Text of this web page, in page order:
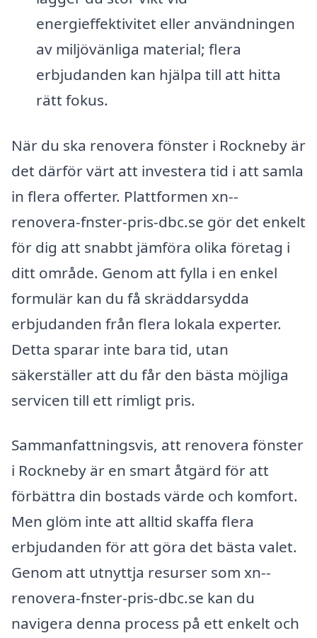
energieffektivitet eller användningen
av miljövänliga material; flera
erbjudanden kan hjälpa till att hitta
rätt fokus.
När du ska renovera fönster i Rockneby är
det därför värt att investera tid i att samla
in flera offerter. Plattformen xn--
renovera-fnster-pris-dbc.se gör det enkelt
för dig att snabbt jämföra olika företag i
ditt område. Genom att fylla i en enkel
formulär kan du få skräddarsydda
erbjudanden från flera lokala experter.
Detta sparar inte bara tid, utan
säkerställer att du får den bästa möjliga
servicen till ett rimligt pris.
Sammanfattningsvis, att renovera fönster
i Rockneby är en smart åtgärd för att
förbättra din bostads värde och komfort.
Men glöm inte att alltid skaffa flera
erbjudanden för att göra det bästa valet.
Genom att utnyttja resurser som xn--
renovera-fnster-pris-dbc.se kan du
navigera denna process på ett enkelt och